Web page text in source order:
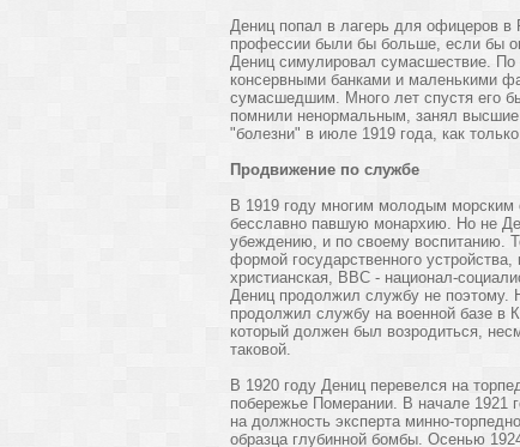
Дениц попал в лагерь для офицеров
профессии были бы больше, если бы
Дениц симулировал сумасшествие. По
консервными банками и маленькими
сумасшедшим. Много лет спустя его
помнили ненормальным, занял
"болезни" в июле 1919 года, как
Продвижение по службе
В 1919 году многим молодым
бесславно павшую монархию. Но не
убеждению, и по своему воспитанию.
формой государственного
христианская, ВВС - национал-
Дениц продолжил службу не поэтому.
продолжил службу на военной базе в
который должен был возродиться,
таковой.
В 1920 году Дениц перевелся на
побережье Померании. В начале 1921
на должность эксперта минно-
образца глубинной бомбы. Осенью